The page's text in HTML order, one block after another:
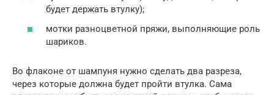
будет держать втулку);
мотки разноцветной пряжи, выполняющие роль
шариков.
Во флаконе от шампуня нужно сделать два разреза,
через которые должна будет пройти втулка. Сама